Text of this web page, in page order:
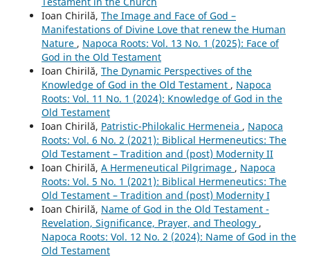
Ioan Chirilă, The Image and Face of God –
Manifestations of Divine Love that renew the Human
Nature , Napoca Roots: Vol. 13 No. 1 (2025): Face of
God in the Old Testament
Ioan Chirilă, The Dynamic Perspectives of the
Knowledge of God in the Old Testament , Napoca
Roots: Vol. 11 No. 1 (2024): Knowledge of God in the
Old Testament
Ioan Chirilă, Patristic-Philokalic Hermeneia , Napoca
Roots: Vol. 6 No. 2 (2021): Biblical Hermeneutics: The
Old Testament – Tradition and (post) Modernity II
Ioan Chirilă, A Hermeneutical Pilgrimage , Napoca
Roots: Vol. 5 No. 1 (2021): Biblical Hermeneutics: The
Old Testament – Tradition and (post) Modernity I
Ioan Chirilă, Name of God in the Old Testament -
Revelation, Significance, Prayer, and Theology ,
Napoca Roots: Vol. 12 No. 2 (2024): Name of God in the
Old Testament